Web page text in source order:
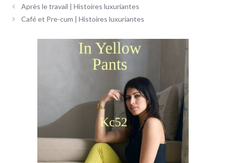
Navigation
des
Après le travail | Histoires luxuriantes
Café et Pre-cum | Histoires luxuriantes